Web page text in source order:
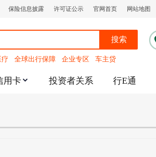
保险信息披露 许可证公示 官网首页 网站地图
搜索
全球出行保障 企业专区 车主贷
用卡 投资者关系 行E通